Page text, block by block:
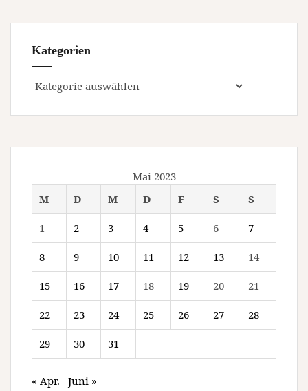
Kategorien
Kategorien
Mai 2023
M
D M D F S S
1 2 3 4 5 6 7
8 9 10 11 12 13 14
15 16 17 18 19 20 21
22 23 24 25 26 27 28
29 30 31
« Apr. Juni »